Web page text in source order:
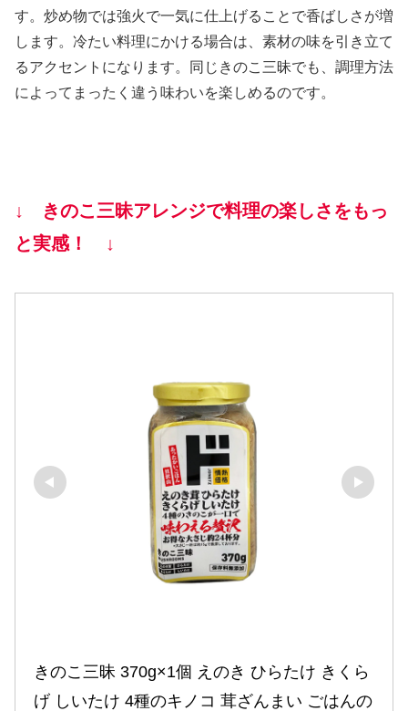
す。炒め物では強火で一気に仕上げることで香ばしさが増
します。冷たい料理にかける場合は、素材の味を引き立て
るアクセントになります。同じきのこ三昧でも、調理方法
によってまったく違う味わいを楽しめるのです。
↓ きのこ三昧アレンジで料理の楽しさをもっ
と実感！ ↓
きのこ三昧 370g×1個 えのき ひらたけ きくら
げ しいたけ 4種のキノコ 茸ざんまい ごはんの